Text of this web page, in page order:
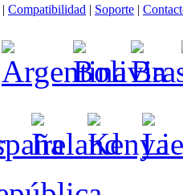
| Compatibilidad | Soporte |